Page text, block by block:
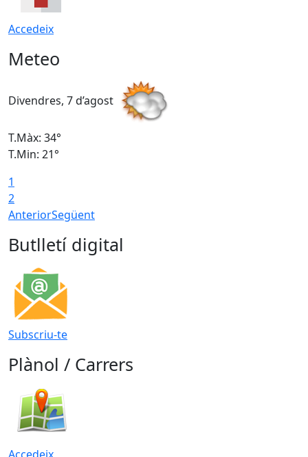
Accedeix
Meteo
Divendres, 7 d’agost
T.Màx: 34°
T.Min: 21°
1
2
AnteriorSegüent
Butlletí digital
Subscriu-te
Plànol / Carrers